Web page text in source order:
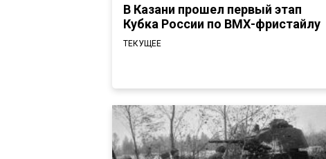
В Казани прошел первый этап
Кубка России по ВМХ-фристайлу
ТЕКУЩЕЕ